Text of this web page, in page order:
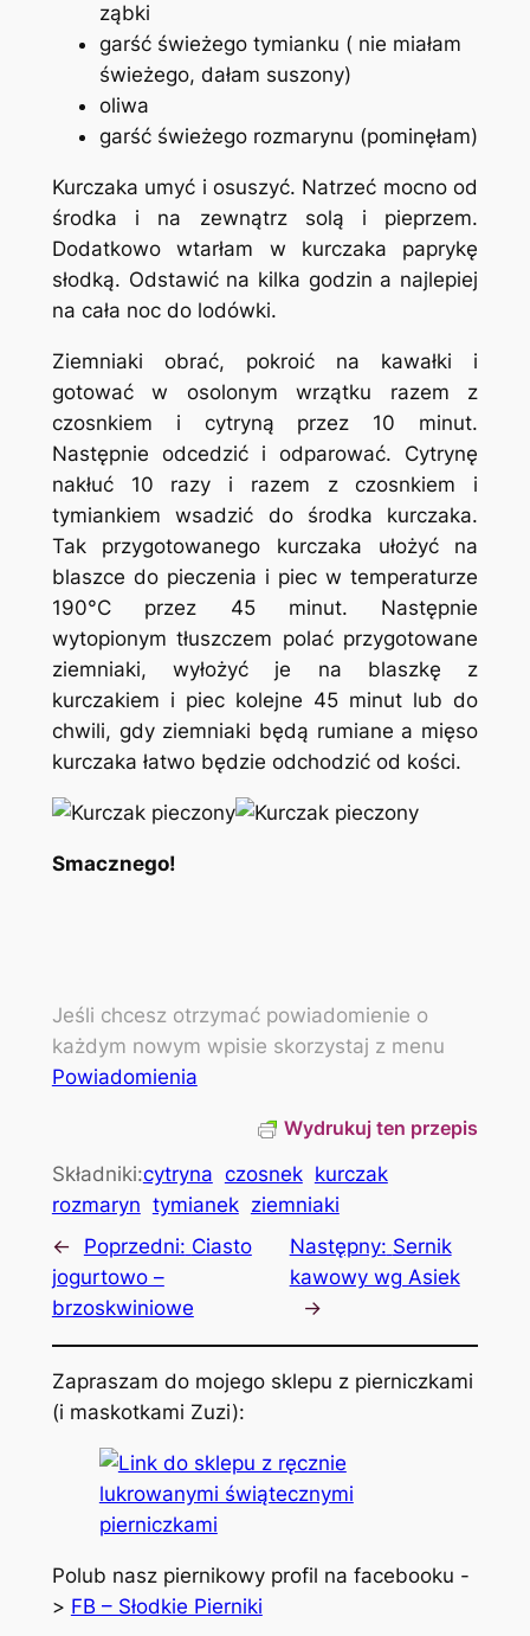
ząbki
garść świeżego tymianku ( nie miałam
świeżego, dałam suszony)
oliwa
garść świeżego rozmarynu (pominęłam)
Kurczaka umyć i osuszyć. Natrzeć mocno od
środka i na zewnątrz solą i pieprzem.
Dodatkowo wtarłam w kurczaka paprykę
słodką. Odstawić na kilka godzin a najlepiej
na cała noc do lodówki.
Ziemniaki obrać, pokroić na kawałki i
gotować w osolonym wrzątku razem z
czosnkiem i cytryną przez 10 minut.
Następnie odcedzić i odparować. Cytrynę
nakłuć 10 razy i razem z czosnkiem i
tymiankiem wsadzić do środka kurczaka.
Tak przygotowanego kurczaka ułożyć na
blaszce do pieczenia i piec w temperaturze
190°C przez 45 minut. Następnie
wytopionym tłuszczem polać przygotowane
ziemniaki, wyłożyć je na blaszkę z
kurczakiem i piec kolejne 45 minut lub do
chwili, gdy ziemniaki będą rumiane a mięso
kurczaka łatwo będzie odchodzić od kości.
Smacznego!
Jeśli chcesz otrzymać powiadomienie o
każdym nowym wpisie skorzystaj z menu
Powiadomienia
Wydrukuj ten przepis
Składniki:cytryna czosnek kurczak
rozmaryn tymianek ziemniaki
←
Poprzedni: Ciasto
jogurtowo –
brzoskwiniowe
Następny: Sernik
kawowy wg Asiek
→
Zapraszam do mojego sklepu z pierniczkami
(i maskotkami Zuzi):
Polub nasz piernikowy profil na facebooku -
> FB – Słodkie Pierniki